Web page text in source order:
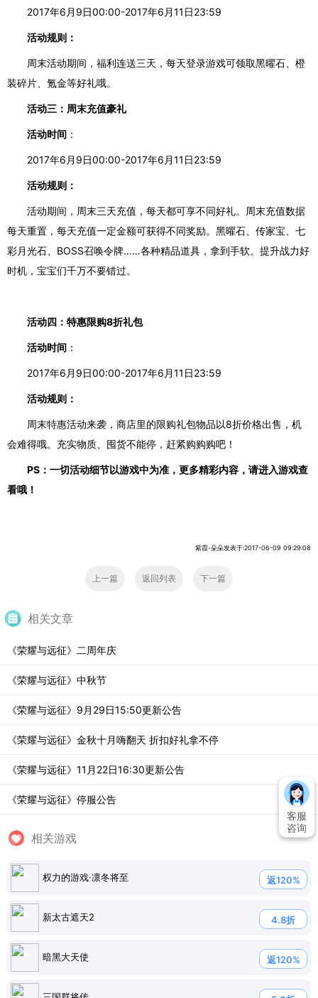
2017年6月9日00:00-2017年6月11日23:59
活动规则：
周末活动期间， 福利连送三天，每天登录游戏可领取黑曜石、橙
装碎片、氪金等好礼哦。
活动三：周末充值豪礼
活动时间 ：
2017年6月9日00:00-2017年6月11日23:59
活动规则：
活动期间，周末三天充值，每天都可享不同好礼。周末充值数据
每天重置，每天充值一定金额可获得不同奖励。 黑曜石、传家宝、七
彩月光石、 BOSS召唤令牌……各种精品道具，拿到手软。提升战力好
时机，宝宝们千万不要错过。
活动四：特惠限购8折礼包
活动时间 ：
2017年6月9日00:00-2017年6月11日23:59
活动规则：
周末特惠活动来袭，商店里的限购礼包物品以8折价格出售，机
会难得哦。充实物质、囤货不能停， 赶紧购购购吧！
PS：一切活动细节以游戏中为准，更多精彩内容，请进入游戏查
看哦！
紫霞-朵朵发表于:2017-06-09 09:29:08
上一篇 返回列表 下一篇
相关文章
《荣耀与远征》二周年庆
《荣耀与远征》中秋节
《荣耀与远征》9月29日15:50更新公告
《荣耀与远征》金秋十月嗨翻天 折扣好礼拿不停
《荣耀与远征》11月22日16:30更新公告
《荣耀与远征》停服公告
相关游戏
权力的游戏·凛冬将至 返120%
新太古遮天2 4.8折
暗黑大天使 返120%
客服
咨询